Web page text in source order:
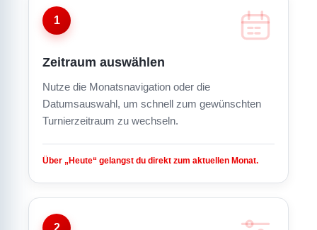
1
Zeitraum auswählen
Nutze die Monatsnavigation oder die
Datumsauswahl, um schnell zum gewünschten
Turnierzeitraum zu wechseln.
Über „Heute“ gelangst du direkt zum aktuellen Monat.
2